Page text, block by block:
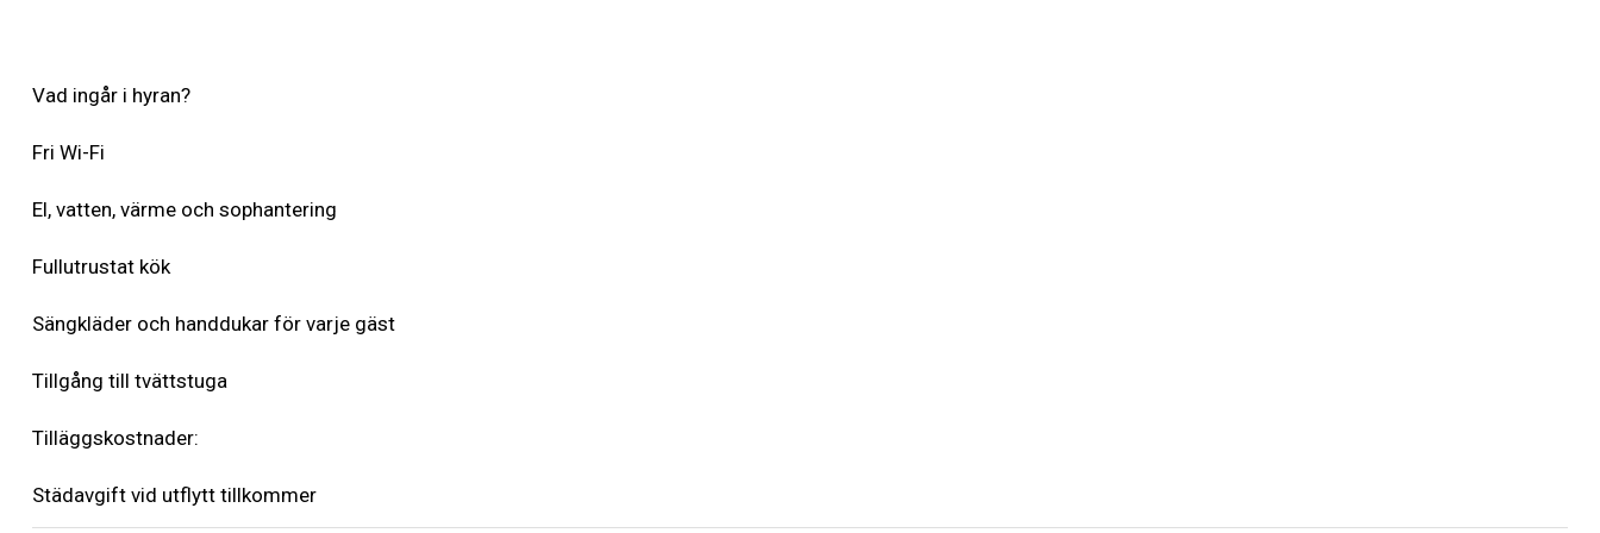
Vad ingår i hyran?
Fri Wi-Fi
El, vatten, värme och sophantering
Fullutrustat kök
Sängkläder och handdukar för varje gäst
Tillgång till tvättstuga
Tilläggskostnader:
Städavgift vid utflytt tillkommer